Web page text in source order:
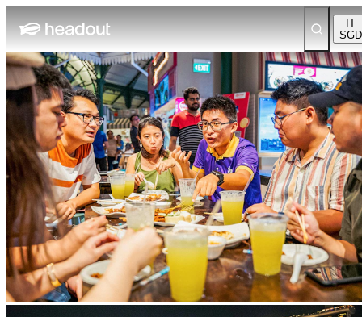
IT
SGD